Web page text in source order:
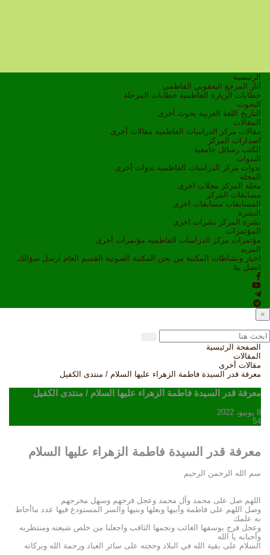
الرئيسية
أثار المرجع اليعقوبي الفاطمي
خطابات الزيارة الفاطمية خطابات المرحلة
البحوث
التاريخ
اللغة العربية بحوث أخرى
المقالات
مقالات مركز الدراسات الفاطمية مقالات أخرى
اصدارات المركز
الكتب رسائل جامعية
الندوات
ندوات مركز الدراسات الفاطمية ندوات أخرى
المجلة
مجلة المركز مجلات اخرى
مسابقات المركز
المسابقات مسابقات أخرى
النشرة
نشرة المركز نشرات اخرى
المؤتمرات
مؤتمرات مركز الدراسات الفاطمية مؤتمرات أخرى
المزيد
اخبار ونشاطات
المكتبة من نحن المكتبة الصوتية القسم العام ارسل سؤالك
اتصل بنا
×
الصفحة الرئيسية
المقالات
مقالات أخرى
معرفة قدر السيدة فاطمة الزهراء عليها السلام / منتدى الكفيل
معرفة قدر السيدة فاطمة الزهراء عليها السلام / منتدى الكفيل
8 يونيو، 2022
54
معرفة قدر السيدة فاطمة الزهراء عليها السلام
سم الله الرحمن الرحيم
اللهم صل على محمد وآل محمد وعجل فرجهم وسهل مخرجهم
وصل اللهم على فاطمة وأبيها وبعلها وبنيها والسر المستودع فيها عدد ماأحاط
به علمك
وعجل فرج يوسفها الغائب ونجمها الثاقب واجعلنا من خلص شيعته ومنتظريه
وأحبابه يا الله
السلام على بقية الله في البلاد وحجته على سائر العباد ورحمة الله وبركاته